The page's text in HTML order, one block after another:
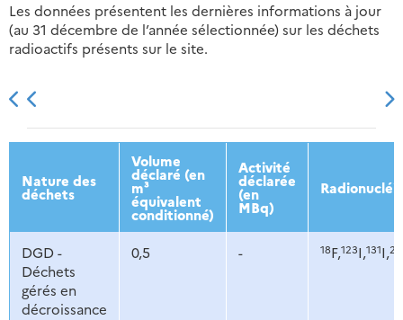
Les données présentent les dernières informations à jour
(au 31 décembre de l’année sélectionnée) sur les déchets
radioactifs présents sur le site.
2013 2014 2015 2016
Nature des
déchets
Volume
déclaré (en
m³
équivalent
conditionné)
Activité
déclarée
(en
MBq)
DGD -
Déchets
gérés en
décroissance
0,5 - 18F,123I,131I,